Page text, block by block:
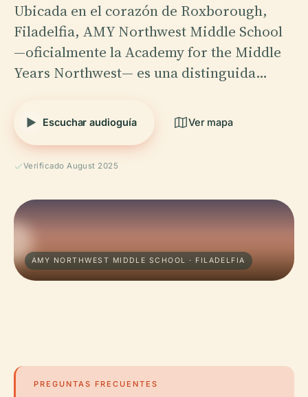
Ubicada en el corazón de Roxborough,
Filadelfia, AMY Northwest Middle School
—oficialmente la Academy for the Middle
Years Northwest— es una distinguida…
Escuchar audioguía Ver mapa
Verificado August 2025
AMY NORTHWEST MIDDLE SCHOOL · FILADELFIA
PREGUNTAS FRECUENTES